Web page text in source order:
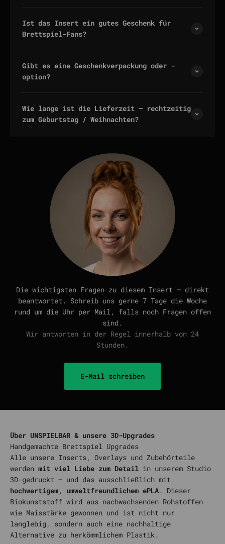
Ist das Insert ein gutes Geschenk für
Brettspiel-Fans?
Gibt es eine Geschenkverpackung oder -
option?
Wie lange ist die Lieferzeit — rechtzeitig
zum Geburtstag / Weihnachten?
Die wichtigsten Fragen zu diesem Insert — direkt
beantwortet. Schreib uns gerne 7 Tage die Woche
rund um die Uhr per Mail, falls noch Fragen offen
sind.
Wir antworten in der Regel innerhalb von 24
Stunden.
E-Mail schreiben
Über UNSPIELBAR & unsere 3D-Upgrades
Alle unsere Inserts, Overlays und Zubehörteile
werden mit viel Liebe zum Detail in unserem Studio
3D-gedruckt – und das ausschließlich mit
hochwertigem, umweltfreundlichem ePLA. Dieser
Biokunststoff wird aus nachwachsenden Rohstoffen
wie Maisstärke gewonnen und ist nicht nur
langlebig, sondern auch eine nachhaltige
Alternative zu herkömmlichem Plastik.